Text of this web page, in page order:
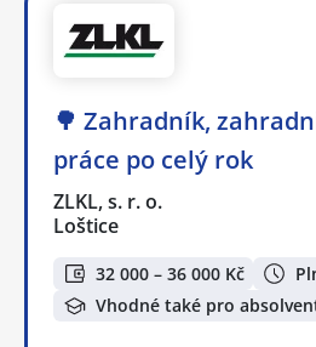
🌳 Zahradník,
práce po celý rok
ZLKL, s. r. o.
Loštice
32 000 – 36 000 Kč
Vhodné také pro